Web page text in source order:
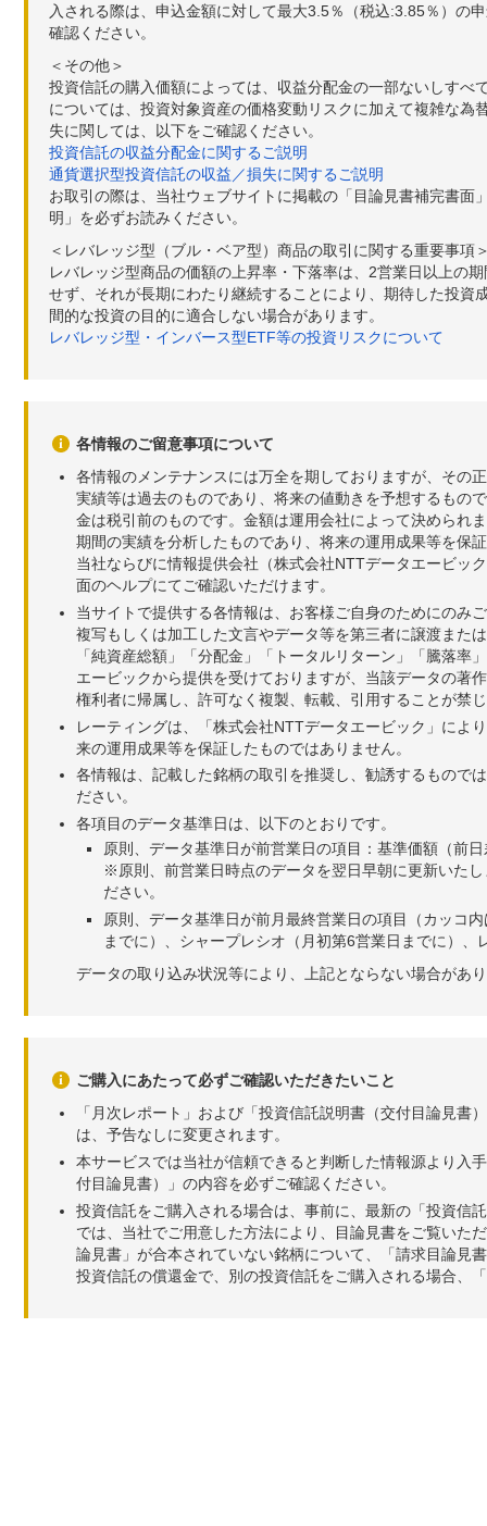
入される際は、申込金額に対して最大3.5％（税込:3.85％）の
確認ください。
＜その他＞
投資信託の購入価額によっては、収益分配金の一部ないしす
については、投資対象資産の価格変動リスクに加えて複雑な
失に関しては、以下をご確認ください。
投資信託の収益分配金に関するご説明
通貨選択型投資信託の収益／損失に関するご説明
お取引の際は、当社ウェブサイトに掲載の「目論見書補完書
明」を必ずお読みください。
＜レバレッジ型（ブル・ベア型）商品の取引に関する重要事項
レバレッジ型商品の価額の上昇率・下落率は、2営業日以上の
せず、それが長期にわたり継続することにより、期待した投
間的な投資の目的に適合しない場合があります。
レバレッジ型・インバース型ETF等の投資リスクについて
各情報のご留意事項について
各情報のメンテナンスには万全を期しておりますが、その
実績等は過去のものであり、将来の値動きを予想するもの
金は税引前のものです。金額は運用会社によって決められ
期間の実績を分析したものであり、将来の運用成果等を保
当社ならびに情報提供会社（株式会社NTTデータエービッ
面のヘルプにてご確認いただけます。
当サイトで提供する各情報は、お客様ご自身のためにのみ
複写もしくは加工した文言やデータ等を第三者に譲渡また
「純資産総額」「分配金」「トータルリターン」「騰落
エービックから提供を受けておりますが、当該データの著
権利者に帰属し、許可なく複製、転載、引用することが禁
レーティングは、「株式会社NTTデータエービック」によ
来の運用成果等を保証したものではありません。
各情報は、記載した銘柄の取引を推奨し、勧誘するもので
ださい。
各項目のデータ基準日は、以下のとおりです。
原則、データ基準日が前営業日の項目：基準価額（前
※原則、前営業日時点のデータを翌日早朝に更新いた
ださい。
原則、データ基準日が前月最終営業日の項目（カッコ
までに）、シャープレシオ（月初第6営業日までに）
データの取り込み状況等により、上記とならない場合があ
ご購入にあたって必ずご確認いただきたいこと
「月次レポート」および「投資信託説明書（交付目論見
は、予告なしに変更されます。
本サービスでは当社が信頼できると判断した情報源より入
付目論見書）」の内容を必ずご確認ください。
投資信託をご購入される場合は、事前に、最新の「投資信
では、当社でご用意した方法により、目論見書をご覧いた
論見書」が合本されていない銘柄について、「請求目論見
投資信託の償還金で、別の投資信託をご購入される場合、